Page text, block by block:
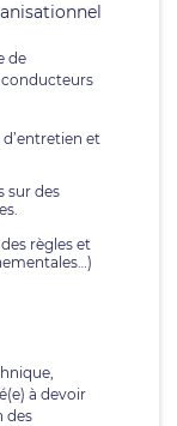
de
et
sur des
règles et
à devoir
des